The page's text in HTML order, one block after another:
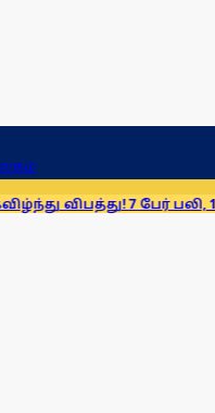
7 பேர் பலி, 11 பேர்